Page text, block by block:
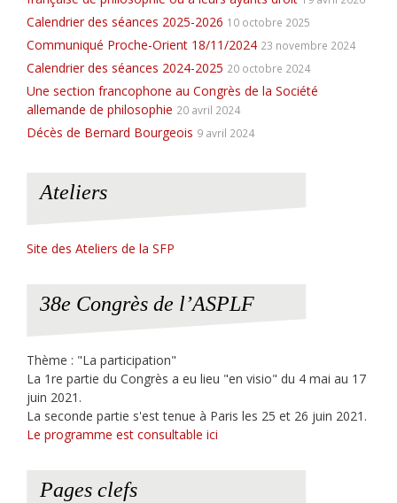
Calendrier des séances 2025-2026 10 octobre 2025
Communiqué Proche-Orient 18/11/2024 23 novembre 2024
Calendrier des séances 2024-2025 20 octobre 2024
Une section francophone au Congrès de la Société
allemande de philosophie 20 avril 2024
Décès de Bernard Bourgeois 9 avril 2024
Ateliers
Site des Ateliers de la SFP
38e Congrès de l’ASPLF
Thème : "La participation"
La 1re partie du Congrès a eu lieu "en visio" du 4 mai au 17
juin 2021.
La seconde partie s'est tenue à Paris les 25 et 26 juin 2021.
Le programme est consultable ici
Pages clefs